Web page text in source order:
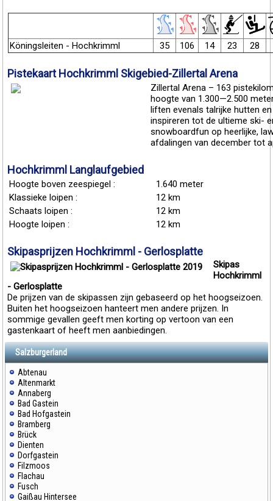
Köningsleiten - Hochkrimml 35 106 14 23 28
Pistekaart Hochkrimml Skigebied-Zillertal Arena
Zillertal Arena – 163
hoogte van 1.300—2.500
liften evenals talrijke hutten
inspireren tot de ultieme ski-
snowboardfun op heerlijke,
afdalingen van december tot
Hochkrimml Langlaufgebied
Hoogte boven zeespiegel :
1.640 meter
Klassieke loipen :
12 km
Schaats loipen :
12 km
Hoogte loipen :
12 km
Skipasprijzen Hochkrimml - Gerlosplatte
Skipas
Hochkrimml
- Gerlosplatte
De prijzen van de skipassen zijn gebaseerd op het hoogseizoen.
Buiten het hoogseizoen hanteert men andere prijzen. In
sommige gevallen geeft men korting op vertoon van een
gastenkaart of heeft men aanbiedingen.
Salzburgerland
Abtenau
Altenmarkt
Annaberg
Bad Gastein
Bad Hofgastein
Bramberg
Brück
Dienten
Dorfgastein
Filzmoos
Flachau
Fusch
Gaißau Hintersee